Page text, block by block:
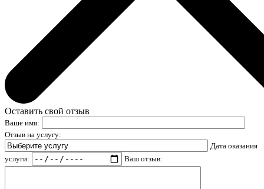
Оставить свой отзыв
Ваше имя:
Отзыв на услугу:
Дата оказания
услуги:
Ваш отзыв: